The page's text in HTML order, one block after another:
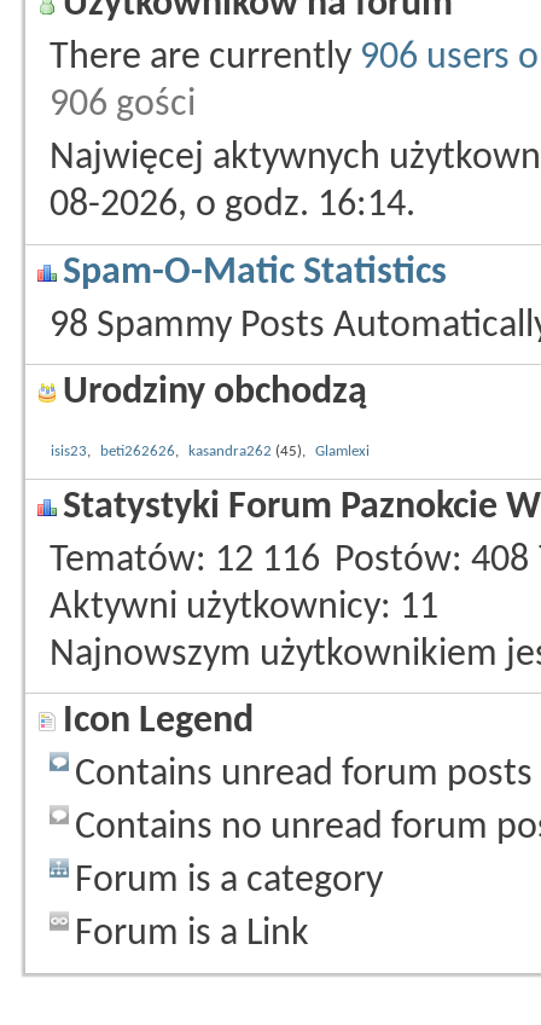
There are currently 906 users
906 gości
Najwięcej aktywnych
08-2026, o godz. 16:14.
Spam-O-Matic Statistics
98 Spammy Posts
Urodziny obchodzą
isis23, beti262626, kasandra262 (45), Glamlexi
Statystyki Forum Paznokcie
Tematów 12 116 Postów 408
Aktywni użytkownicy 11
Najnowszym użytkownikiem
Icon Legend
Contains unread forum posts
Contains no unread forum
Forum is a category
Forum is a Link